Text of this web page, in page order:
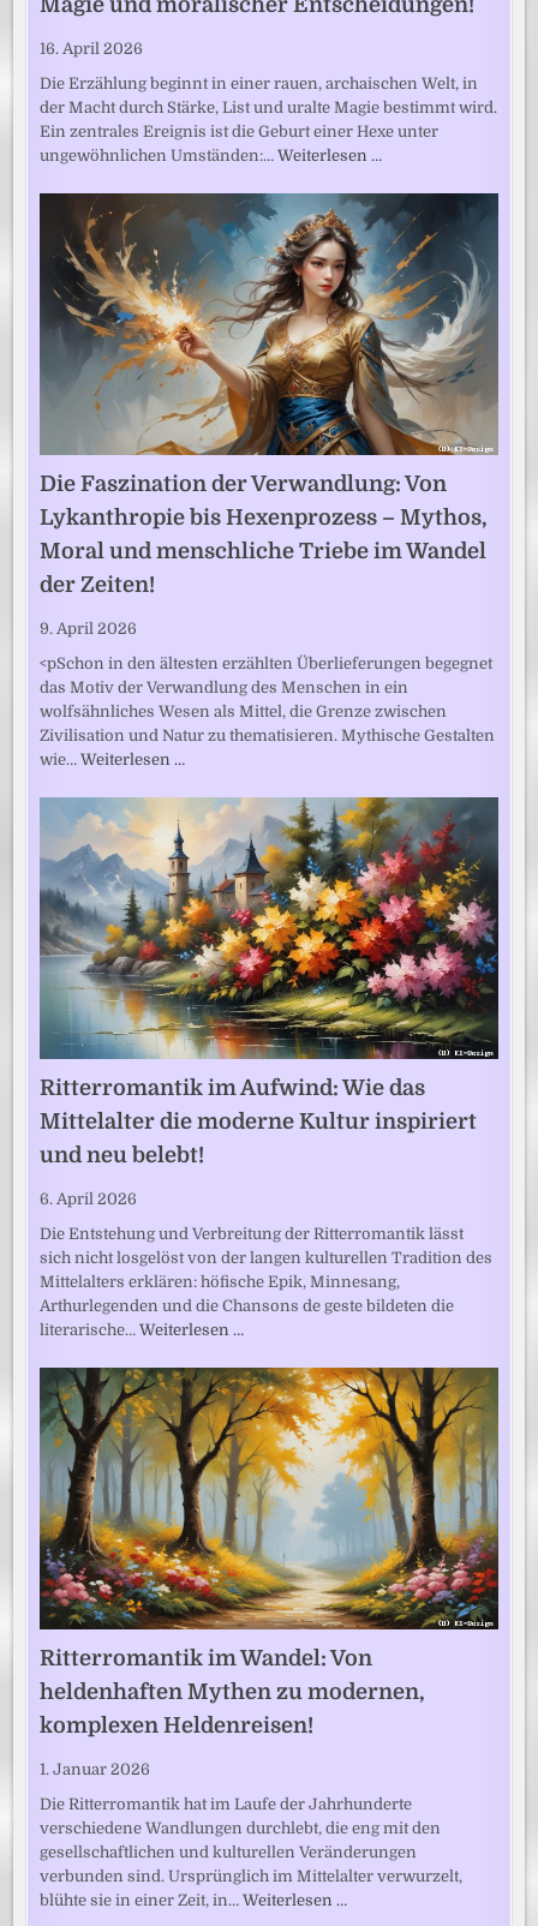
Magie und moralischer Entscheidungen!
16. April 2026
Die Erzählung beginnt in einer rauen, archaischen Welt, in
der Macht durch Stärke, List und uralte Magie bestimmt wird.
Ein zentrales Ereignis ist die Geburt einer Hexe unter
ungewöhnlichen Umständen:…Weiterlesen …
Die Faszination der Verwandlung: Von
Lykanthropie bis Hexenprozess – Mythos,
Moral und menschliche Triebe im Wandel
der Zeiten!
9. April 2026
<pSchon in den ältesten erzählten Überlieferungen begegnet
das Motiv der Verwandlung des Menschen in ein
wolfsähnliches Wesen als Mittel, die Grenze zwischen
Zivilisation und Natur zu thematisieren. Mythische Gestalten
wie…Weiterlesen …
Ritterromantik im Aufwind: Wie das
Mittelalter die moderne Kultur inspiriert
und neu belebt!
6. April 2026
Die Entstehung und Verbreitung der Ritterromantik lässt
sich nicht losgelöst von der langen kulturellen Tradition des
Mittelalters erklären: höfische Epik, Minnesang,
Arthurlegenden und die Chansons de geste bildeten die
literarische…Weiterlesen …
Ritterromantik im Wandel: Von
heldenhaften Mythen zu modernen,
komplexen Heldenreisen!
1. Januar 2026
Die Ritterromantik hat im Laufe der Jahrhunderte
verschiedene Wandlungen durchlebt, die eng mit den
gesellschaftlichen und kulturellen Veränderungen
verbunden sind. Ursprünglich im Mittelalter verwurzelt,
blühte sie in einer Zeit, in…Weiterlesen …